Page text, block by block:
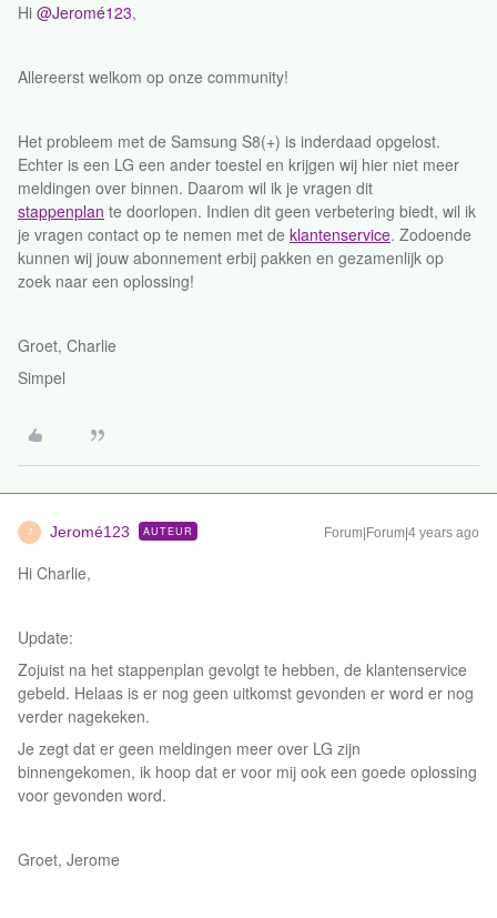
Hi @Jeromé123,
Allereerst welkom op onze community!
Het probleem met de Samsung S8(+) is inderdaad opgelost.
Echter is een LG een ander toestel en krijgen wij hier niet meer
meldingen over binnen. Daarom wil ik je vragen dit
stappenplan te doorlopen. Indien dit geen verbetering biedt, wil ik
je vragen contact op te nemen met de klantenservice. Zodoende
kunnen wij jouw abonnement erbij pakken en gezamenlijk op
zoek naar een oplossing!
Groet, Charlie
Simpel
J Jeromé123 AUTEUR Forum|Forum|4 years ago
Hi Charlie,
Update:
Zojuist na het stappenplan gevolgt te hebben, de klantenservice
gebeld. Helaas is er nog geen uitkomst gevonden er word er nog
verder nagekeken.
Je zegt dat er geen meldingen meer over LG zijn
binnengekomen, ik hoop dat er voor mij ook een goede oplossing
voor gevonden word.
Groet, Jerome